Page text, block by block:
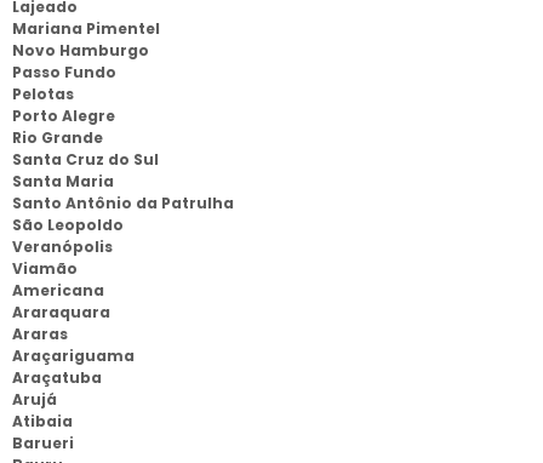
Lajeado
Mariana Pimentel
Novo Hamburgo
Passo Fundo
Pelotas
Porto Alegre
Rio Grande
Santa Cruz do Sul
Santa Maria
Santo Antônio da Patrulha
São Leopoldo
Veranópolis
Viamão
Americana
Araraquara
Araras
Araçariguama
Araçatuba
Arujá
Atibaia
Barueri